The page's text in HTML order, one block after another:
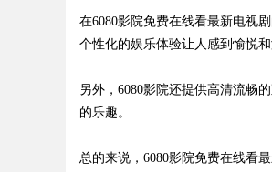
!
在6080影院免费在线看最新电视
个性化的娱乐体验让人感到愉悦和
另外，6080影院还提供高清流畅
的乐趣。
总的来说，6080影院免费在线看